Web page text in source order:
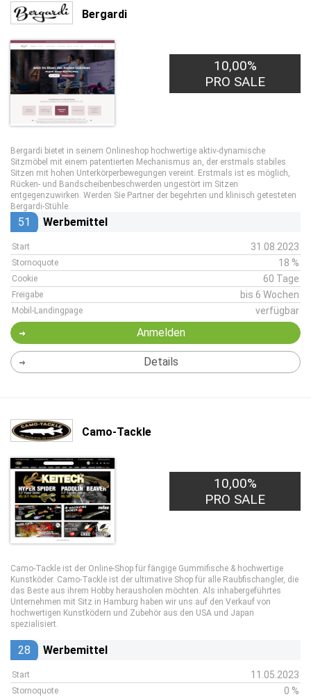
Bergardi
10,00%
PRO SALE
Bergardi bietet in seinem Onlineshop hochwertige aktiv-dynamische
Sitzmöbel mit einem patentierten Mechanismus an, der erstmals stabiles
Sitzen mit hohen Unterkörperbewegungen vereint. Erstmals ist es möglich,
Rücken- und Bandscheibenbeschwerden ungestört im Sitzen
entgegenzuwirken. Werden Sie Partner der begehrten und klinisch getesteten
Bergardi-Stühle.
51 Werbemittel
Start 31.08.2023
Stornoquote 18 %
Cookie 60 Tage
Freigabe bis 6 Wochen
Mobil-Landingpage verfügbar
Anmelden
Details
Camo-Tackle
10,00%
PRO SALE
Camo-Tackle ist der Online-Shop für fängige Gummifische & hochwertige
Kunstköder. Camo-Tackle ist der ultimative Shop für alle Raubfischangler, die
das Beste aus ihrem Hobby herausholen möchten. Als inhabergeführtes
Unternehmen mit Sitz in Hamburg haben wir uns auf den Verkauf von
hochwertigen Kunstködern und Zubehör aus den USA und Japan
spezialisiert.
28 Werbemittel
Start 11.05.2023
Stornoquote 0 %